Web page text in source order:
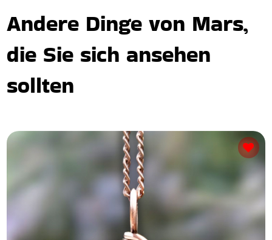
Andere Dinge von Mars,
die Sie sich ansehen
sollten